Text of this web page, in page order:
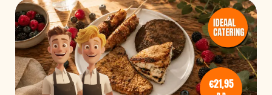
€21,95